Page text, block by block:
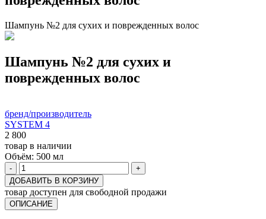
Шампунь №2 для сухих и поврежденных волос
Шампунь №2 для сухих и
поврежденных волос
бренд/производитель
SYSTEM 4
2 800
товар в наличии
Объём: 500 мл
-
+
ДОБАВИТЬ В КОРЗИНУ
товар доступен для свободной продажи
ОПИСАНИЕ